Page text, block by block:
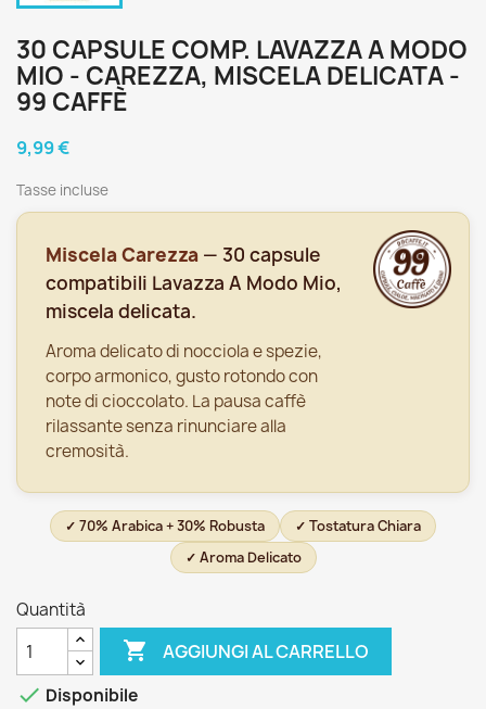
30 CAPSULE COMP. LAVAZZA A MODO
MIO - CAREZZA, MISCELA DELICATA -
99 CAFFÈ
9,99 €
Tasse incluse
Miscela Carezza — 30 capsule
compatibili Lavazza A Modo Mio,
miscela delicata.
Aroma delicato di nocciola e spezie,
corpo armonico, gusto rotondo con
note di cioccolato. La pausa caffè
rilassante senza rinunciare alla
cremosità.
✓ 70% Arabica + 30% Robusta
✓ Tostatura Chiara
✓ Aroma Delicato
Quantità
 AGGIUNGI AL CARRELLO
 Disponibile